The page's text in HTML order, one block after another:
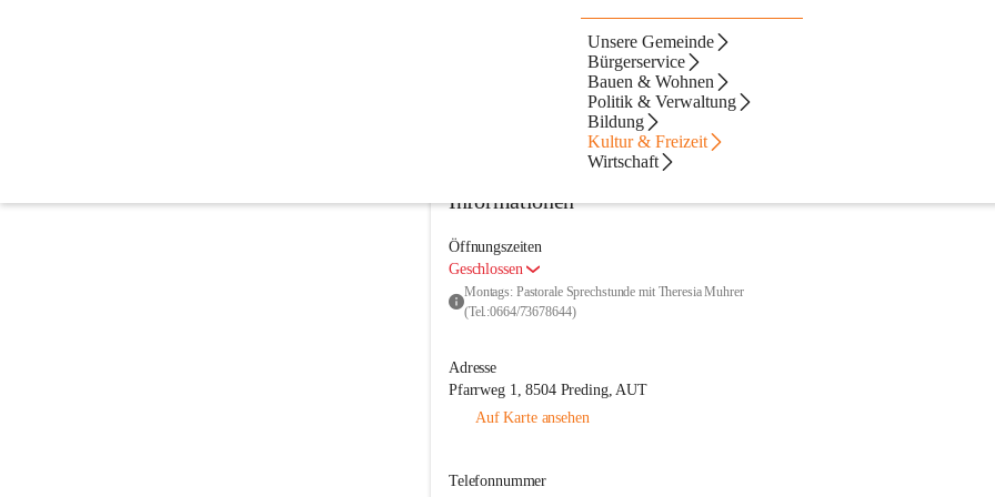
Unsere Gemeinde
Bürgerservice
Bauen & Wohnen
Politik & Verwaltung
Bildung
Kultur & Freizeit
Wirtschaft
Informationen
Öffnungszeiten
Geschlossen
Montags: Pastorale Sprechstunde mit Theresia Muhrer
(Tel.:0664/73678644)
Adresse
Pfarrweg 1, 8504 Preding, AUT
Auf Karte ansehen
Telefonnummer